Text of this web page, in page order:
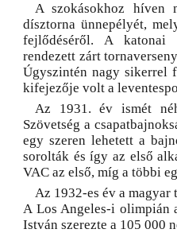
A szokásokhoz híven
dísztorna ünnepélyét,
fejlődéséről. A katonai
rendezett zárt
Úgyszintén nagy sikerrel
kifejezője volt a
Az 1931. év ismét
Szövetség a
egy szeren lehetett a
sorolták és így az első
VAC az első, míg a többi
Az 1932-es év a
A Los Angeles-i olimpián
István szerezte a 105 000